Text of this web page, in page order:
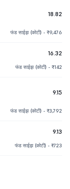
18.82
फंड साईझ (कोटी) - ₹9,476
16.32
फंड साईझ (कोटी) - ₹142
9.15
फंड साईझ (कोटी) - ₹3,792
9.13
फंड साईझ (कोटी) - ₹723